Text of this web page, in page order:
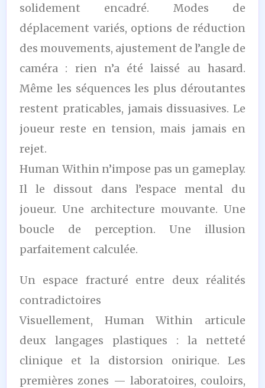
solidement encadré. Modes de
déplacement variés, options de réduction
des mouvements, ajustement de l’angle de
caméra : rien n’a été laissé au hasard.
Même les séquences les plus déroutantes
restent praticables, jamais dissuasives. Le
joueur reste en tension, mais jamais en
rejet.
Human Within n’impose pas un gameplay.
Il le dissout dans l’espace mental du
joueur. Une architecture mouvante. Une
boucle de perception. Une illusion
parfaitement calculée.
Un espace fracturé entre deux réalités
contradictoires
Visuellement, Human Within articule
deux langages plastiques : la netteté
clinique et la distorsion onirique. Les
premières zones — laboratoires, couloirs,